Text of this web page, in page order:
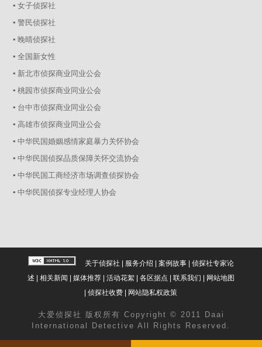
▪ 女子侦探社
▪ 警民侦探社
▪ 晚晴侦探社
▪ 全国新女性
▪ 新北市侦探商业同业公会
▪ 桃园市侦探商业同业公会
▪ 台中市侦探商业同业公会
▪ 高雄市侦探商业同业公会
▪ 中华民国婚姻感情家庭暴力关怀协会
▪ 中华民国侦探品质保障关怀交流协会
▪ 中华民国工商经济市场调查侦探协会
▪ 中华民国侦探专业经理人协会
关于侦探社 | 服务介绍 | 案例故事| 侦探社专家论
述 | 相关新闻 | 媒体推荐| 活动花絮| 各区据点 | 联系我们 | 网站地图
|侦探社收费 | 网站隐私权政策
大爱 侦探社
版权所有 Copyright © 2011 Daai
International Detective All Rights Reserved.